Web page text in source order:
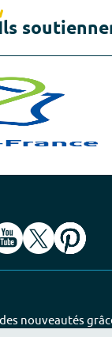
nouveautés